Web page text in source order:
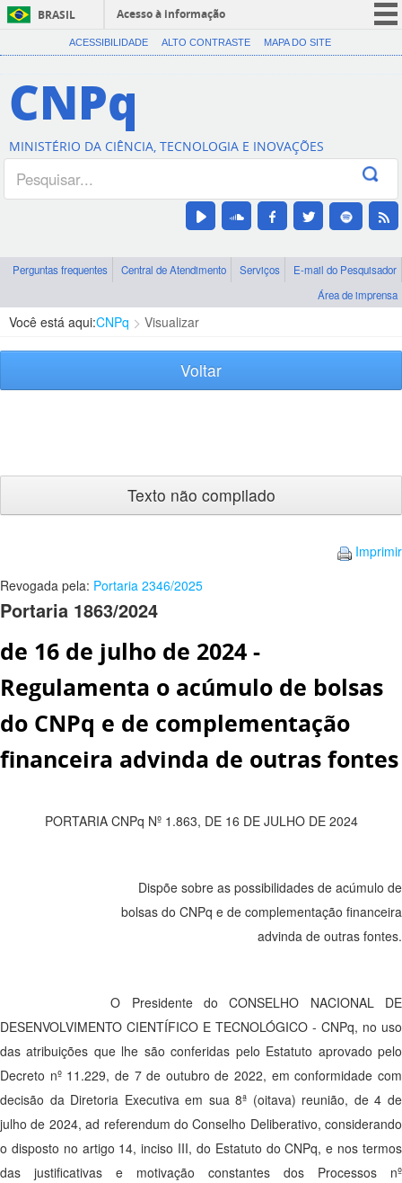
BRASIL
Acesso à informação
CORONAVÍRUS (COVID-19)
Canais
ACESSIBILIDADE ALTO CONTRASTE MAPA DO SITE
CNPq
MINISTÉRIO DA CIÊNCIA, TECNOLOGIA E INOVAÇÕES
Perguntas frequentes Central de Atendimento Serviços
E-mail do Pesquisador
Área de imprensa
Você está aqui:CNPq Visualizar
Voltar
Texto não compilado
Imprimir
Revogada pela: Portaria 2346/2025
Portaria 1863/2024
de 16 de julho de 2024 -
Regulamenta o acúmulo de bolsas
do CNPq e de complementação
financeira advinda de outras fontes
PORTARIA CNPq Nº 1.863, DE 16 DE JULHO DE 2024
Dispõe sobre as possibilidades de acúmulo de
bolsas do CNPq e de complementação financeira
advinda de outras fontes.
O Presidente do CONSELHO NACIONAL DE
DESENVOLVIMENTO CIENTÍFICO E TECNOLÓGICO - CNPq, no uso
das atribuições que lhe são conferidas pelo Estatuto aprovado pelo
Decreto nº 11.229, de 7 de outubro de 2022, em conformidade com
decisão da Diretoria Executiva em sua 8ª (oitava) reunião, de 4 de
julho de 2024, ad referendum do Conselho Deliberativo, considerando
o disposto no artigo 14, inciso III, do Estatuto do CNPq, e nos termos
das justificativas e motivação constantes dos Processos nº